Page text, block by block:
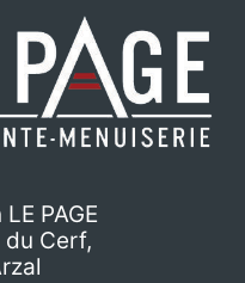
PAGE
du Cerf,